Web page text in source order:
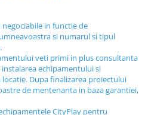
in functie de
si numarul si tipul
veti primi in plus consultanta
echipamentului si
Dupa finalizarea proiectului
de mentenanta in baza garantiei,
CityPlay pentru